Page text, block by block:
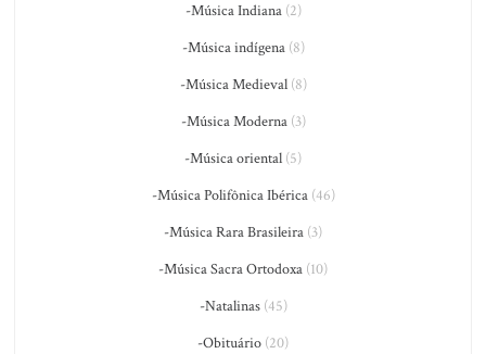
-Música Indiana(2)
-Música indígena(8)
-Música Medieval(8)
-Música Moderna(3)
-Música oriental (5)
-Música Polifônica Ibérica(46)
-Música Rara Brasileira (3)
-Música Sacra Ortodoxa (10)
-Natalinas(45)
-Obituário (20)